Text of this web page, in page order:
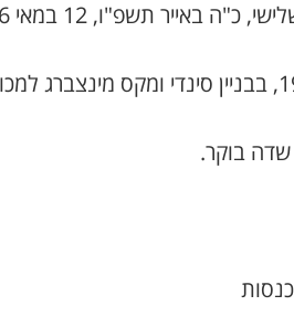
באייר תשפ"ו, 12 במאי 2026
בוקר.